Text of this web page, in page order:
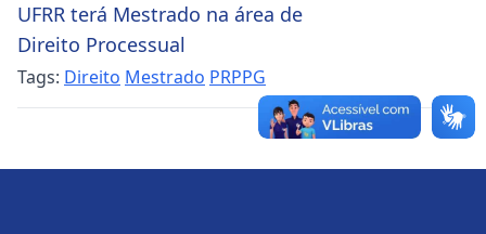
UFRR terá Mestrado na área de
Direito Processual
Tags: Direito Mestrado PRPPG